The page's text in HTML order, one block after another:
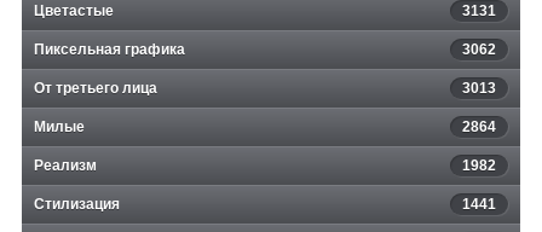
Цветастые 3131
Пиксельная графика 3062
От третьего лица 3013
Милые 2864
Реализм 1982
Стилизация 1441